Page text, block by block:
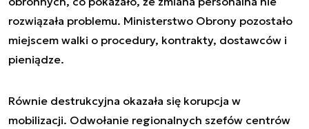
rozwiązała problemu. Ministerstwo Obrony pozostało
miejscem walki o procedury, kontrakty, dostawców i
pieniądze.
Równie destrukcyjna okazała się korupcja w
mobilizacji. Odwołanie regionalnych szefów centrów